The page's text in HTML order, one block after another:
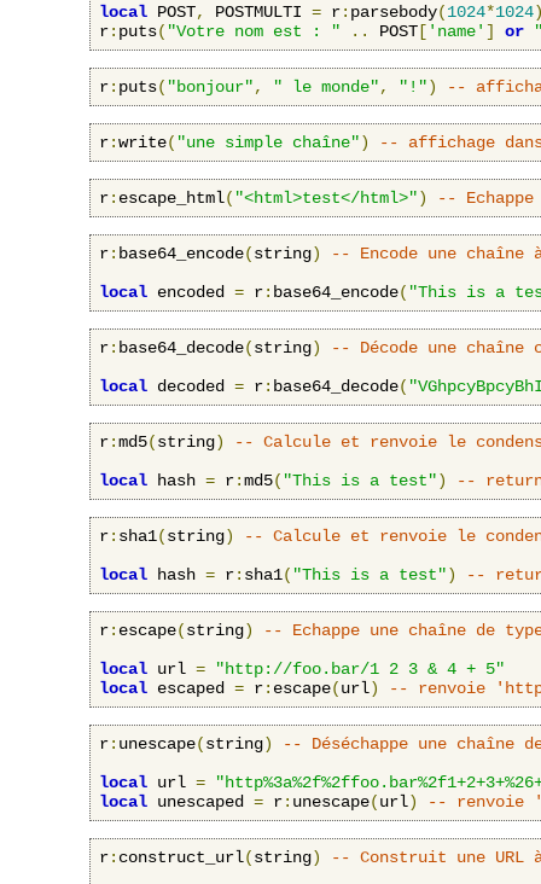
local POST, POSTMULTI = r: parsebody(1024*1024
r: puts( "Votre nom est : " .. POST [ 'name' ] or
r: puts( "bonjour", " le monde", "!") --
r:write( "une simple chaîne") -- affichage
r: escape_html( "<html>test</html>") --
r: base64_encode(string)
-- Encode une chaîne
local encoded = r: base64_encode( "This is a
r: base64_decode(string)
-- Décode une chaîne
local decoded = r: base64_decode(
r:md5(string)
-- Calcule et renvoie le
local hash = r:md5( "This is a test") --
r: sha1(string)
-- Calcule et renvoie le
local hash = r: sha1( "This is a test") --
r: escape(string)
-- Echappe une chaîne de
local url =
"http://foo.bar/1 2 3 & 4 + 5"
local escaped = r: escape(url) -- renvoie
r: unescape(string)
-- Déséchappe une chaîne
local url =
local unescaped = r: unescape(url) -- renvoie
r: construct_url(string)
-- Construit une URL